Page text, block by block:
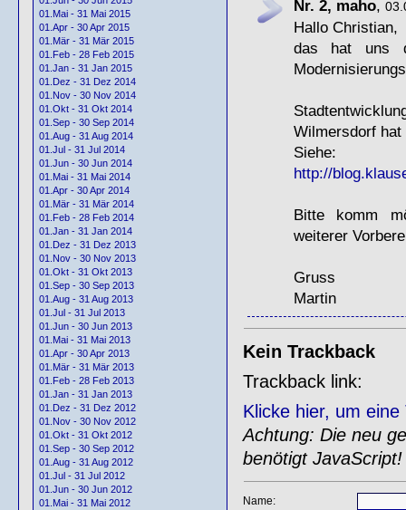
01.Mai - 31 Mai 2015
01.Apr - 30 Apr 2015
01.Mär - 31 Mär 2015
01.Feb - 28 Feb 2015
01.Jan - 31 Jan 2015
01.Dez - 31 Dez 2014
01.Nov - 30 Nov 2014
01.Okt - 31 Okt 2014
01.Sep - 30 Sep 2014
01.Aug - 31 Aug 2014
01.Jul - 31 Jul 2014
01.Jun - 30 Jun 2014
01.Mai - 31 Mai 2014
01.Apr - 30 Apr 2014
01.Mär - 31 Mär 2014
01.Feb - 28 Feb 2014
01.Jan - 31 Jan 2014
01.Dez - 31 Dez 2013
01.Nov - 30 Nov 2013
01.Okt - 31 Okt 2013
01.Sep - 30 Sep 2013
01.Aug - 31 Aug 2013
01.Jul - 31 Jul 2013
01.Jun - 30 Jun 2013
01.Mai - 31 Mai 2013
01.Apr - 30 Apr 2013
01.Mär - 31 Mär 2013
01.Feb - 28 Feb 2013
01.Jan - 31 Jan 2013
01.Dez - 31 Dez 2012
01.Nov - 30 Nov 2012
01.Okt - 31 Okt 2012
01.Sep - 30 Sep 2012
01.Aug - 31 Aug 2012
01.Jul - 31 Jul 2012
01.Jun - 30 Jun 2012
01.Mai - 31 Mai 2012
Nr. 2, maho,
Hallo Christian,
das hat
Wilmersdorf
Siehe:
http://
Bitte komm
weiterer
Gruss
Martin
Kein Trackback
Trackback link:
Klicke hier, um
Achtung: Die neu
benötigt JavaScript!
Name: